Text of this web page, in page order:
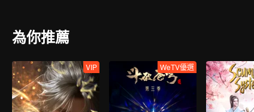
為你推薦
VIP WeTV優選